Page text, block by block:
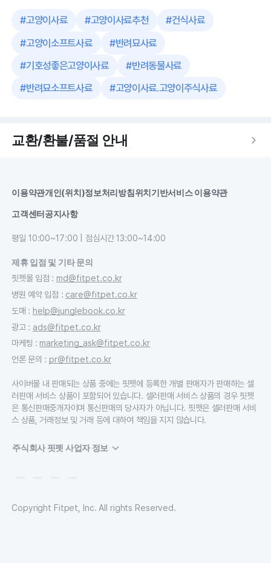
#고양이사료 #고양이사료추천 #건식사료
#고양이소프트사료 #반려묘사료
#기호성좋은고양이사료 #반려동물사료
#반려묘소프트사료 #고양이사료.고양이주식사료
교환/환불/품절 안내
이용약관개인(위치)정보처리방침위치기반서비스 이용약관
고객센터공지사항
평일 10:00~17:00 | 점심시간 13:00~14:00
제휴 입점 및 기타 문의
핏펫몰 입점 : md@fitpet.co.kr
병원 예약 입점 : care@fitpet.co.kr
도매 : help@junglebook.co.kr
광고: ads@fitpet.co.kr
마케팅 : marketing_ask@fitpet.co.kr
언론 문의 : pr@fitpet.co.kr
사이버몰 내 판매되는 상품 중에는 핏펫에 등록한 개별 판매자가 판매하는 셀
러판매 서비스 상품이 포함되어 있습니다. 셀러판매 서비스 상품의 경우 핏펫
은 통신판매중개자이며 통신판매의 당사자가 아닙니다. 핏펫은 셀러판매 서비
스 상품, 거래정보 및 거래 등에 대하여 책임을 지지 않습니다.
주식회사 핏펫 사업자 정보
Copyright Fitpet, Inc. All rights Reserved.